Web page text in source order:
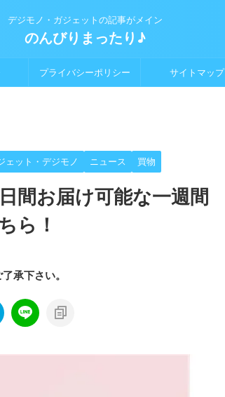
デジモノ・ガジェットの記事がメイン
のんびりまったり♪
プライバシーポリシー サイトマップ
ェット・デジモノ ニュース 買物
間お届け可能な一週間
ら！
承下さい。